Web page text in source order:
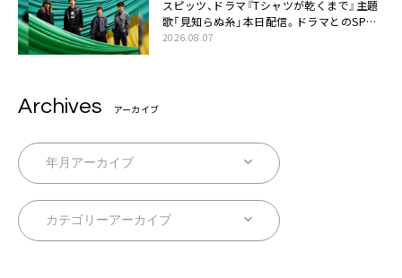
スピッツ、ドラマ『Tシャツが乾くまで』主題
歌「見知らぬ糸」本日配信。ドラマとのSPコ
ラボムービー公開も
2026.08.07
Archives アーカイブ